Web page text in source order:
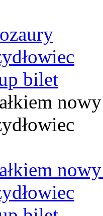
bilet